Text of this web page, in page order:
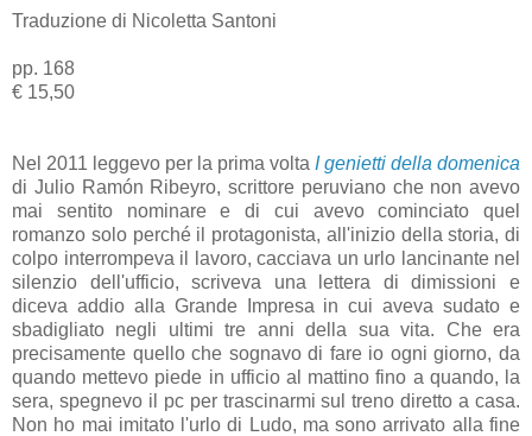
Traduzione di Nicoletta Santoni
pp. 168
€ 15,50
Nel 2011 leggevo per la prima volta I genietti della domenica
di Julio Ramón Ribeyro, scrittore peruviano che non avevo
mai sentito nominare e di cui avevo cominciato quel
romanzo solo perché il protagonista, all'inizio della storia, di
colpo interrompeva il lavoro, cacciava un urlo lancinante nel
silenzio dell'ufficio, scriveva una lettera di dimissioni e
diceva addio alla Grande Impresa in cui aveva sudato e
sbadigliato negli ultimi tre anni della sua vita. Che era
precisamente quello che sognavo di fare io ogni giorno, da
quando mettevo piede in ufficio al mattino fino a quando, la
sera, spegnevo il pc per trascinarmi sul treno diretto a casa.
Non ho mai imitato l'urlo di Ludo, ma sono arrivato alla fine